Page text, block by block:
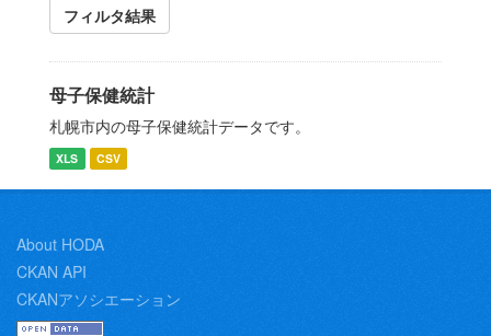
フィルタ結果
母子保健統計
札幌市内の母子保健統計データです。
XLS CSV
About HODA
CKAN API
CKANアソシエーション